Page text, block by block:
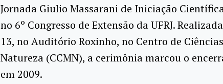
Jornada Giulio Massarani de Iniciação
no 6º Congresso de Extensão da UFRJ.
13, no Auditório Roxinho, no Centro de
Natureza (CCMN), a cerimônia marcou o
em 2009.